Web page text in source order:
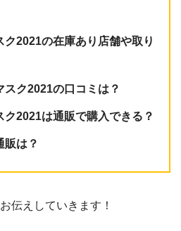
ク2021の在庫あり店舗や取り
スク2021の口コミは？
ク2021は通販で購入できる？
販は？
伝えしていきます！